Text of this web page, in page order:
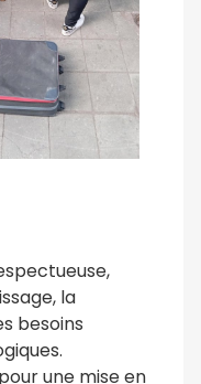
la
besoins
une mise en